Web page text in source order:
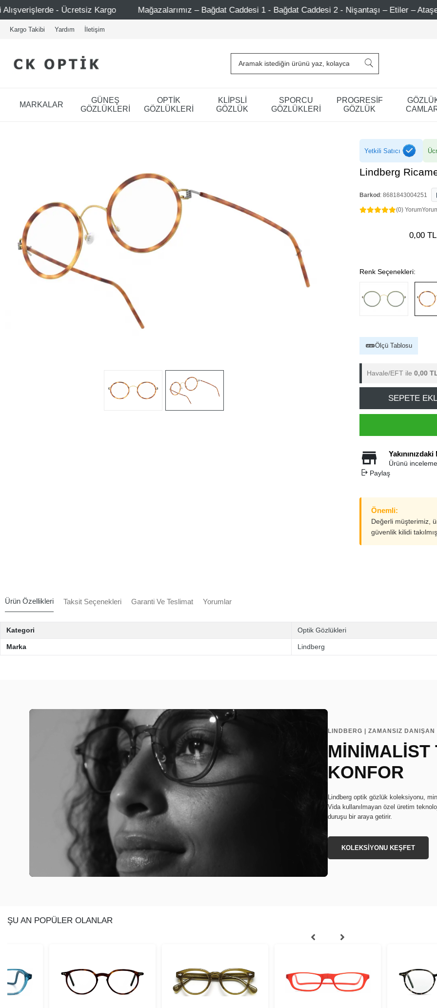
Kargo Mağazalarımız – Bağdat Caddesi 1 - Bağdat Caddesi 2 - Nişantaşı – Etiler – Ataşehir Şimdi Üye
Kargo Takibi Yardım İletişim
MARKALAR
GÜNEŞ
GÖZLÜKLERİ
OPTİK
GÖZLÜKLERİ
KLİPSLİ
GÖZLÜK
SPORCU
GÖZLÜKLERİ
PROGRESİF
GÖZLÜK
Yetkili Satıcı
Lindberg
Barkod : 8681843004251
(0) Yorum
0,00 TL
Renk Seçenekleri:
Ölçü Tablosu
Havale/EFT ile 0,00
SEPETE
Ürünü
Paylaş
Önemli:
Değerli müşterimiz,
güvenlik kilidi
Ürün Özellikleri Taksit Seçenekleri Garanti Ve Teslimat Yorumlar
Kategori Optik Gözlükleri
Marka Lindberg
LINDBERG | ZAMANSIZ DANIŞAN
MİNİMALİST
KONFOR
Lindberg optik gözlük koleksiyonu,
Vida kullanılmayan özel üretim
duruşu bir araya getirir.
KOLEKSİYONU KEŞFET
ŞU AN POPÜLER OLANLAR